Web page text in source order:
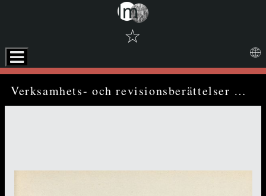
☆
Media Viewer Verksamhets- och revisionsberättelser för år 1930